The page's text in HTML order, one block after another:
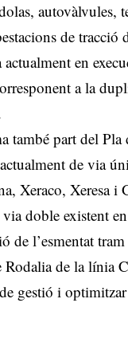
autovàlvules,
de tracció
actualment en
a la
també part del
de via
Xeraco, Xeresa
doble existent
de l’esmentat
Rodalia de la línia
gestió i